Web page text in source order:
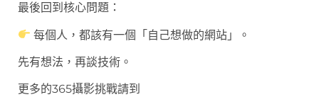
最後回到核心問題：
每個人，都該有一個「自己想做的網站」。
先有想法，再談技術。
更多的365攝影挑戰請到